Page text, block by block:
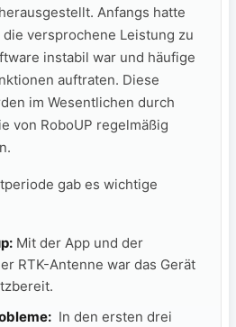
herausgestellt. ‍Anfangs hatte ​
versprochene ⁣Leistung zu
instabil war und häufige
auftraten. Diese
im Wesentlichen durch
von RoboUP regelmäßig
gab es wichtige
Mit der App und der
⁢RTK-Antenne war das Gerät
⁢ In den ersten drei